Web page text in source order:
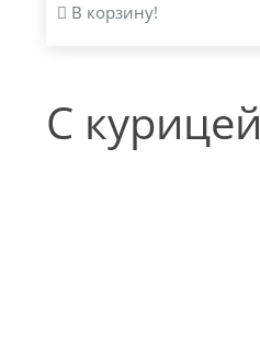
В корзину!
С курицей